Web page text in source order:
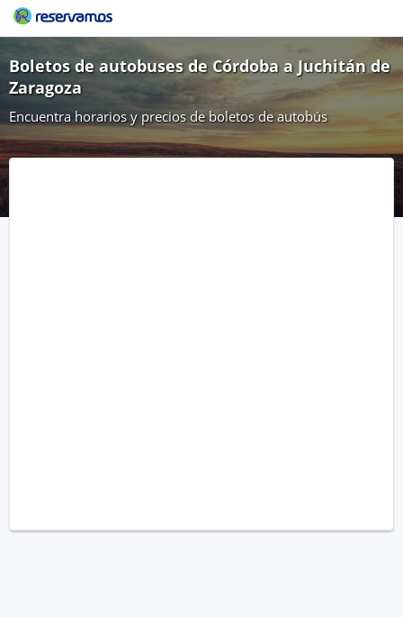
Boletos de autobuses de Córdoba a Juchitán de
Zaragoza
Encuentra horarios y precios de boletos de autobús